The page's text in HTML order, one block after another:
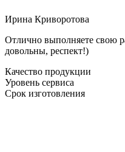
Ирина Криворотова
Отлично выполняете свою
довольны, респект!)
Качество продукции
Уровень сервиса
Срок изготовления